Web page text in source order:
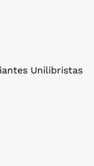
Unilibristas